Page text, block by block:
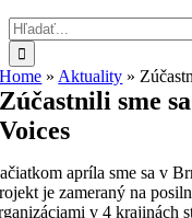
Hľadať:
Home » Aktuality »
Zúčastnili sme
Voices
apríla sme sa v
je zameraný na
v 4 krajinách